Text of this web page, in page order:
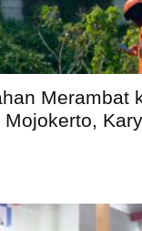
Merambat